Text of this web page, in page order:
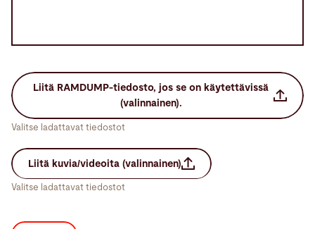
Liitä RAMDUMP-tiedosto, jos se on käytettävissä
(valinnainen).
Valitse ladattavat tiedostot
Liitä kuvia/videoita (valinnainen)
Valitse ladattavat tiedostot